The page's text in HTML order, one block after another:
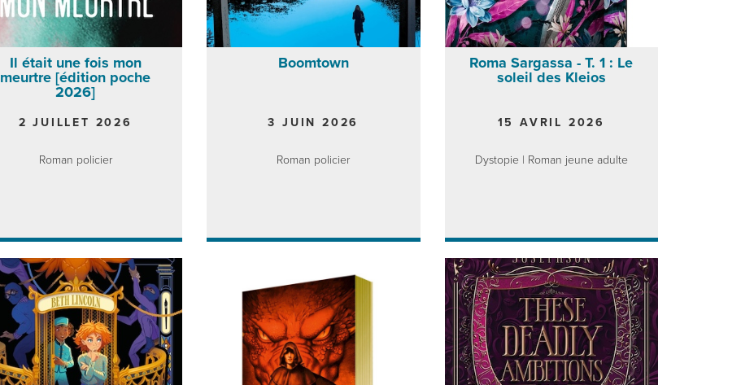
Il était une fois mon
meurtre [édition poche
2026]
2 JUILLET 2026
Roman policier
Boomtown
3 JUIN 2026
Roman policier
Roma Sargassa - T. 1 : Le
soleil des Kleios
15 AVRIL 2026
Dystopie | Roman jeune adulte